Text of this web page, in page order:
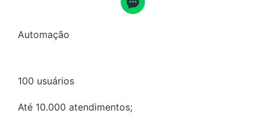
Automação
100 usuários
Até 10.000 atendimentos;